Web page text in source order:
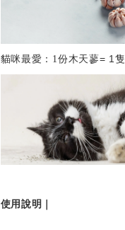
貓咪最愛：1份木天蓼= 1隻
使用說明｜